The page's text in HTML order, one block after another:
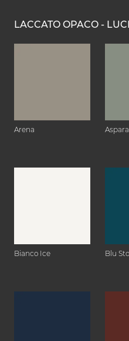
LACCATO OPACO -
Arena
Bianco Ice Blu